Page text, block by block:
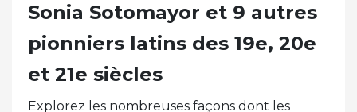
Sonia Sotomayor et 9 autres
pionniers latins des 19e, 20e
et 21e siècles
Explorez les nombreuses façons dont les